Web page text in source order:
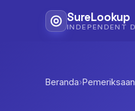
SureLookup
Beranda›Pemeriksaan